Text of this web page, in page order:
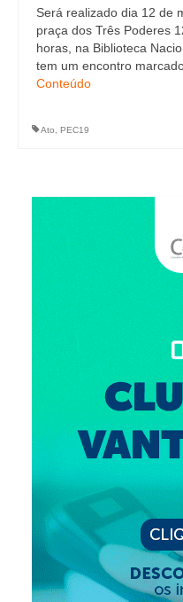
Será realizado dia 12 de
praça dos Três Poderes
horas, na Biblioteca
tem um encontro
Conteúdo
Ato PEC19